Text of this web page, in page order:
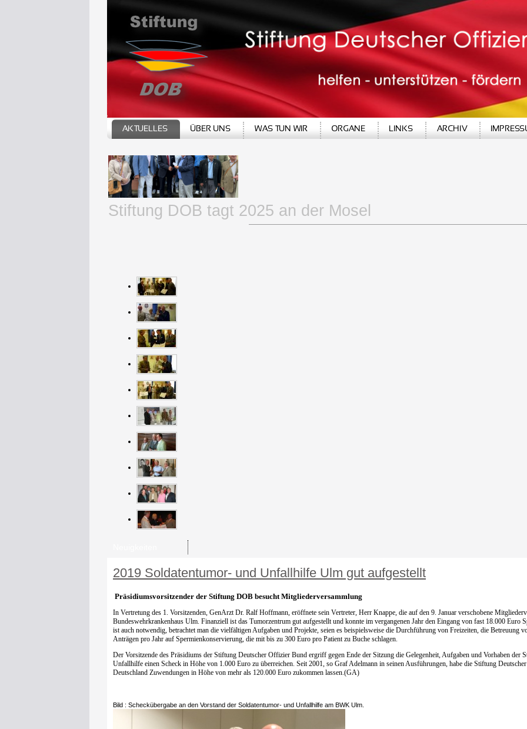
AKTUELLES ÜBER UNS WAS TUN WIR ORGANE LINKS ARCHIV
Stiftung DOB tagt 2025 an derMosel
Neuigkeiten
2019 Soldatentumor- und Unfallhilfe Ulm gut aufgestellt
Präsidiumsvorsitzender der Stiftung DOB besucht Mitgliederversammlung
In Vertretung des 1. Vorsitzenden, GenArzt Dr. Ralf Hoffmann, eröffnete sein Vertreter, Herr Knappe, die auf den 9. Januar verschobene
Bundeswehrkrankenhaus Ulm.
ist auch notwendig, betrachtet man die vielfältigen Aufgaben und Projekte, seien es beispielsweise die Durchführung von Freizeiten, die Betreuung
Anträgen pro Jahr auf Spermienkonservierung, die mit bis zu 300 Euro pro Patient zu Buche schlagen.
Der Vorsitzende des Präsidiums der Stiftung Deutscher Offizier Bund ergriff gegen Ende der Sitzung die Gelegenheit, Aufgaben und Vorhaben der
Unfallhilfe einen Scheck in Höhe von 1.000 Euro zu überreichen. Seit 2001, so Graf Adelmann in seinen Ausführungen, habe die Stiftung
Bild : Scheckübergabe an den Vorstand der Soldatentumor- und Unfallhilfe am BWK Ulm.